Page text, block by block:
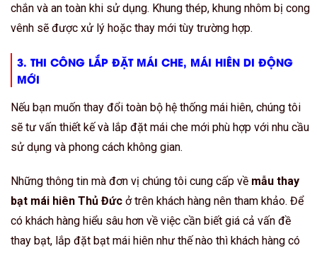
chắn và an toàn khi sử dụng. Khung thép, khung nhôm bị cong
vênh sẽ được xử lý hoặc thay mới tùy trường hợp.
3. THI CÔNG LẮP ĐẶT MÁI CHE, MÁI HIÊN DI ĐỘNG
MỚI
Nếu bạn muốn thay đổi toàn bộ hệ thống mái hiên, chúng tôi
sẽ tư vấn thiết kế và lắp đặt mái che mới phù hợp với nhu cầu
sử dụng và phong cách không gian.
Những thông tin mà đơn vị chúng tôi cung cấp về mẫu thay
bạt mái hiên Thủ Đức ở trên khách hàng nên tham khảo. Để
có khách hàng hiểu sâu hơn về việc cần biết giá cả vấn đề
thay bạt, lắp đặt bạt mái hiên như thế nào thì khách hàng có